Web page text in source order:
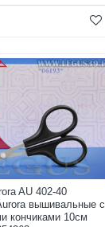
AU 402-40
вышивальные с
кончиками 10см